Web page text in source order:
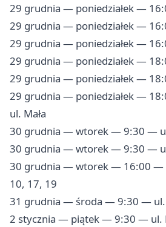
29 grudnia — poniedziałek —
29 grudnia — poniedziałek —
29 grudnia — poniedziałek —
29 grudnia — poniedziałek —
29 grudnia — poniedziałek —
29 grudnia — poniedziałek —
ul. Mała
30 grudnia — wtorek — 9:30 —
30 grudnia — wtorek — 9:30 —
30 grudnia — wtorek — 16:00 —
10, 17, 19
31 grudnia — środa — 9:30 — ul.
2 stycznia — piątek — 9:30 — ul.